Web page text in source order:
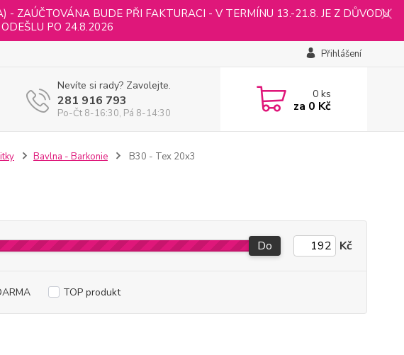
- ZAÚČTOVÁNA BUDE PŘI FAKTURACI - V TERMÍNU 13.-21.8. JE Z DŮVODU
PO 24.8.2026
Přihlášení
Nevíte si rady? Zavolejte.
281 916 793
Po-Čt 8-16:30, Pá 8-14:30
0ks
za 0 Kč
Bavlna - Barkonie B30 - Tex 20x3
Do Kč
TOP produkt